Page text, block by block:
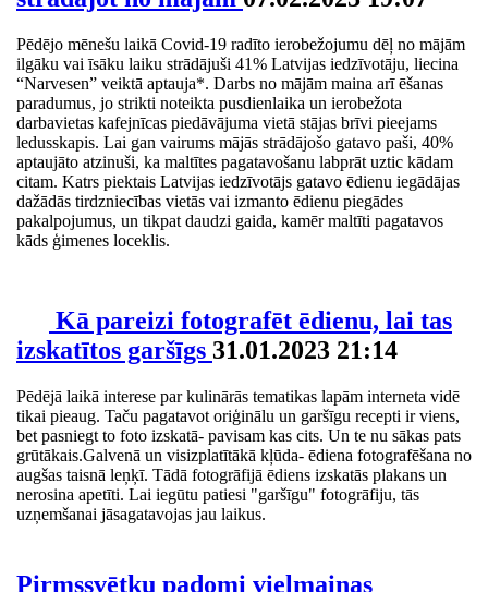
Pēdējo mēnešu laikā Covid-19 radīto ierobežojumu dēļ no mājām
ilgāku vai īsāku laiku strādājuši 41% Latvijas iedzīvotāju, liecina
“Narvesen” veiktā aptauja*. Darbs no mājām maina arī ēšanas
paradumus, jo strikti noteikta pusdienlaika un ierobežota
darbavietas kafejnīcas piedāvājuma vietā stājas brīvi pieejams
ledusskapis. Lai gan vairums mājās strādājošo gatavo paši, 40%
aptaujāto atzinuši, ka maltītes pagatavošanu labprāt uztic kādam
citam. Katrs piektais Latvijas iedzīvotājs gatavo ēdienu iegādājas
dažādās tirdzniecības vietās vai izmanto ēdienu piegādes
pakalpojumus, un tikpat daudzi gaida, kamēr maltīti pagatavos
kāds ģimenes loceklis.
Kā pareizi fotografēt ēdienu, lai tas
izskatītos garšīgs 31.01.2023 21:14
Pēdējā laikā interese par kulinārās tematikas lapām interneta vidē
tikai pieaug. Taču pagatavot oriģinālu un garšīgu recepti ir viens,
bet pasniegt to foto izskatā- pavisam kas cits. Un te nu sākas pats
grūtākais.Galvenā un visizplatītākā kļūda- ēdiena fotografēšana no
augšas taisnā leņķī. Tādā fotogrāfijā ēdiens izskatās plakans un
nerosina apetīti. Lai iegūtu patiesi "garšīgu" fotogrāfiju, tās
uzņemšanai jāsagatavojas jau laikus.
Pirmssvētku padomi vielmaiņas